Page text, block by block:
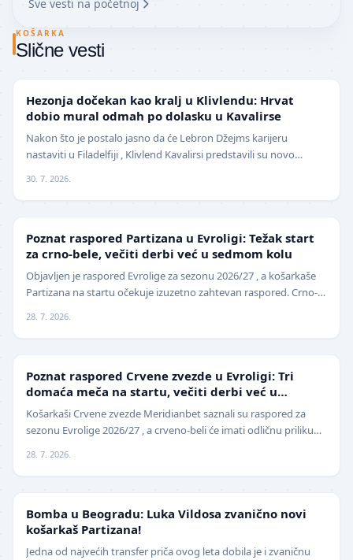
Sve vesti na početnoj
KOŠARKA
Slične vesti
Hezonja dočekan kao kralj u Klivlendu: Hrvat
dobio mural odmah po dolasku u Kavalirse
Nakon što je postalo jasno da će Lebron Džejms karijeru
nastaviti u Filadelfiji , Klivlend Kavalirsi predstavili su novo
30. 7. 2026.
Poznat raspored Partizana u Evroligi: Težak start
za crno-bele, večiti derbi već u sedmom kolu
Objavljen je raspored Evrolige za sezonu 2026/27 , a košarkaše
Partizana na startu očekuje izuzetno zahtevan raspored. Crno-
28. 7. 2026.
Poznat raspored Crvene zvezde u Evroligi: Tri
domaća meča na startu, večiti derbi već u
oktobru
Košarkaši Crvene zvezde Meridianbet saznali su raspored za
sezonu Evrolige 2026/27 , a crveno-beli će imati odličnu priliku
28. 7. 2026.
Bomba u Beogradu: Luka Vildosa zvanično novi
košarkaš Partizana!
Jedna od najvećih transfer priča ovog leta dobila je i zvaničnu